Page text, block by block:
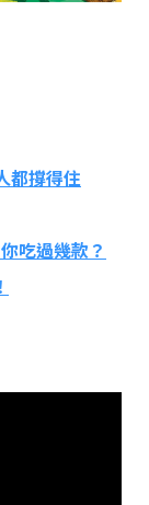
都撐得住
吃過幾款？